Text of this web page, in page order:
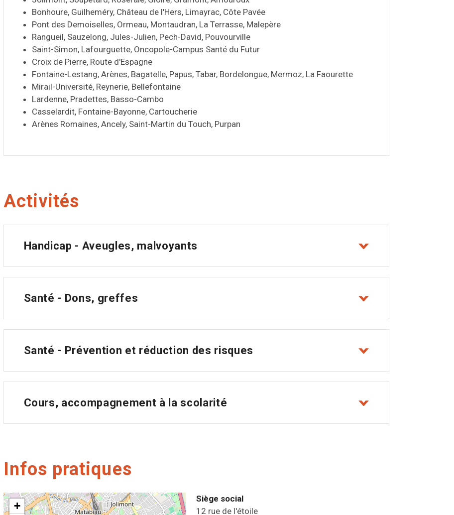
Bonhoure, Guilheméry, Château de l'Hers, Limayrac, Côte Pavée
Pont des Demoiselles, Ormeau, Montaudran, La Terrasse, Malepère
Rangueil, Sauzelong, Jules-Julien, Pech-David, Pouvourville
Saint-Simon, Lafourguette, Oncopole-Campus Santé du Futur
Croix de Pierre, Route d'Espagne
Fontaine-Lestang, Arènes, Bagatelle, Papus, Tabar, Bordelongue, Mermoz, La Faourette
Mirail-Université, Reynerie, Bellefontaine
Lardenne, Pradettes, Basso-Cambo
Casselardit, Fontaine-Bayonne, Cartoucherie
Arènes Romaines, Ancely, Saint-Martin du Touch, Purpan
Activités
Handicap - Aveugles, malvoyants
Santé - Dons, greffes
Santé - Prévention et réduction des risques
Cours, accompagnement à la scolarité
Infos pratiques
+
Siège social
12 rue de l'étoile